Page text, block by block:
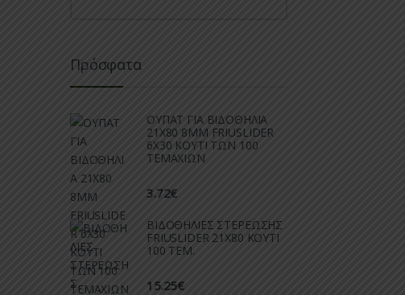
Πρόσφατα
ΟΥΠΑΤ ΓΙΑ ΒΙΔΟΘΗΛΙΑ
21Χ80 8ΜΜ FRIUSLIDER
6X30 ΚΟΥΤΙ ΤΩΝ 100
ΤΕΜΑΧΙΩΝ
3.72€
ΒΙΔΟΘΗΛΙΕΣ ΣΤΕΡΕΩΣΗΣ
FRIUSLIDER 21X80 KOYTI
100 TEM.
15.25€